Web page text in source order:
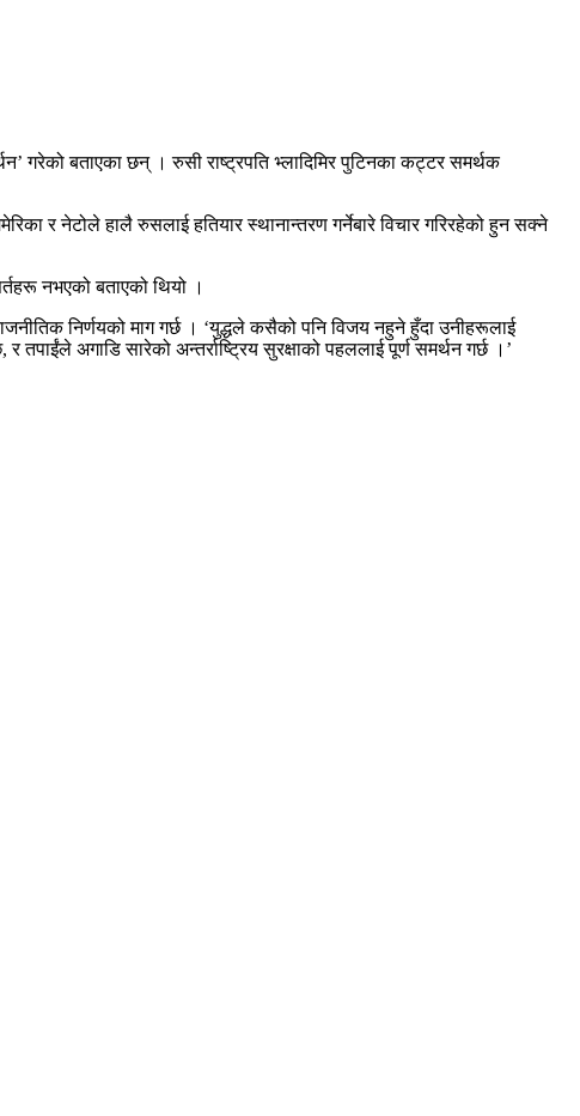
गरेको बताएका छन् । रुसी राष्ट्रपति भ्लादिमिर पुटिनका कट्टर समर्थक
र नेटोले हालै रुसलाई हतियार स्थानान्तरण गर्नेबारे विचार गरिरहेको हुन सक्ने
नभएको बताएको थियो ।
निर्णयको माग गर्छ । ‘युद्धले कसैको पनि विजय नहुने हुँदा उनीहरूलाई
अगाडि सारेको अन्तर्राष्ट्रिय सुरक्षाको पहललाई पूर्ण समर्थन गर्छ ।’